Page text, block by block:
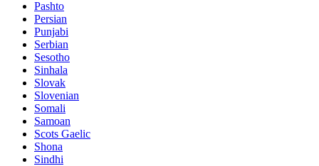
Pashto
Persian
Punjabi
Serbian
Sesotho
Sinhala
Slovak
Slovenian
Somali
Samoan
Scots Gaelic
Shona
Sindhi